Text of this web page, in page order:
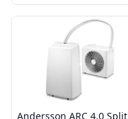
Andersson ARC 4.0 Split